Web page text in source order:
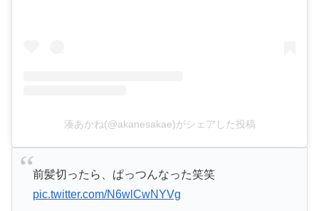
湊あかね(@akanesakae)がシェアした投稿
前髪切ったら、ぱっつんなった笑笑
pic.twitter.com/N6wlCwNYVg